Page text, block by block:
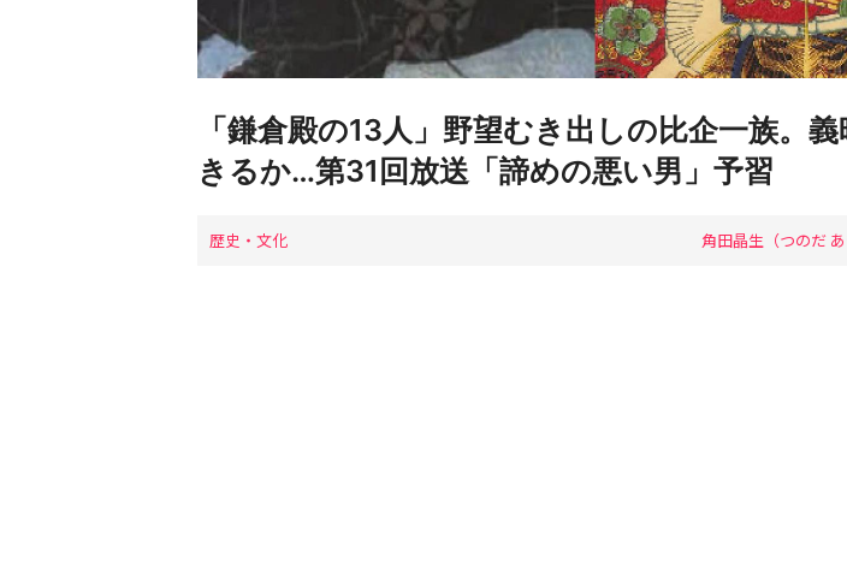
「鎌倉殿の13人」野望むき出しの比企一族。
きるか…第31回放送「諦めの悪い男」予習
歴史・文化 角田晶生（つのだ あ